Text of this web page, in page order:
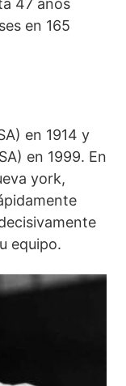
47 años
en 165
en 1914 y
en 1999. En
york,
equipo.